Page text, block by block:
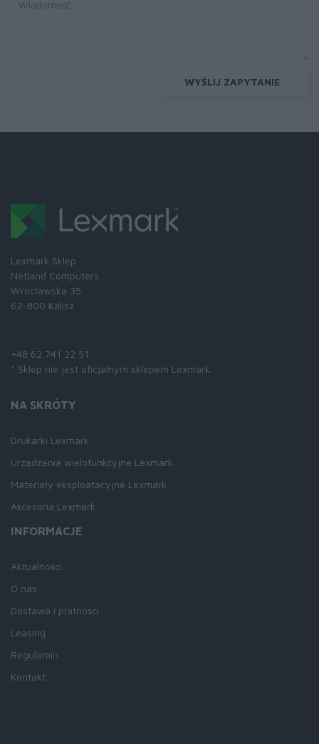
WYŚLIJ ZAPYTANIE
Lexmark Sklep
Netland Computers
Wrocławska 35
62-800 Kalisz
+48 62 741 22 51
* Sklep nie jest oficjalnym sklepem Lexmark.
NA SKRÓTY
Drukarki Lexmark
Urządzenia wielofunkcyjne Lexmark
Materiały eksploatacyjne Lexmark
Akcesoria Lexmark
INFORMACJE
Aktualności
O nas
Dostawa i płatności
Leasing
Regulamin
Kontakt